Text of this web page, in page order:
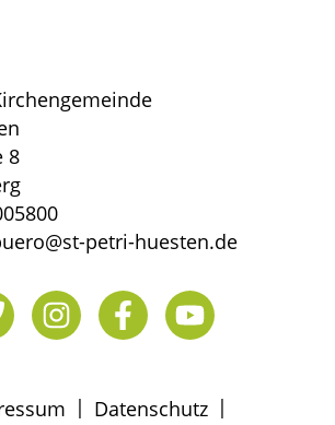
8
petri-huesten.de
| Datenschutz |